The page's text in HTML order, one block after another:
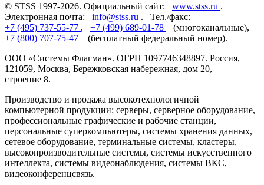
© STSS 1997-2026. Официальный сайт: www.stss.ru .
Электронная почта: info@stss.ru . Тел./факс:
+7 (495) 737-55-77 , +7 (499) 689-01-78
(многоканальные),
+7 (800) 707-75-47
(бесплатный федеральный номер).
ООО «Системы Флагман». ОГРН 1097746348897. Россия,
121059, Москва, Бережковская набережная, дом 20,
строение 8.
Производство и продажа высокотехнологичной
компьютерной продукции: серверы, серверное оборудование,
профессиональные графические и рабочие станции,
персональные суперкомпьютеры, системы хранения данных,
сетевое оборудование, терминальные системы, кластеры,
высокопроизводительные системы, системы искусственного
интеллекта, системы видеонаблюдения, системы ВКС,
видеоконференцсвязь.